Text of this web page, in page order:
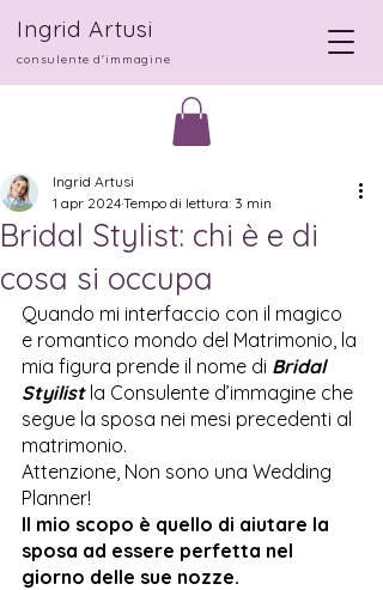
Ingrid Artusi
consulente d'immagine
Bridal Stylist: chi è e di
cosa si occupa
Ingrid Artusi
1 apr 2024Tempo di lettura: 3 min
Quando mi interfaccio con il magico
e romantico mondo del Matrimonio, la
mia figura prende il nome di Bridal
Styilist la Consulente d’immagine che
segue la sposa nei mesi precedenti al
matrimonio.
Attenzione, Non sono una Wedding
Planner!
Il mio scopo è quello di aiutare la
sposa ad essere perfetta nel
giorno delle sue nozze.